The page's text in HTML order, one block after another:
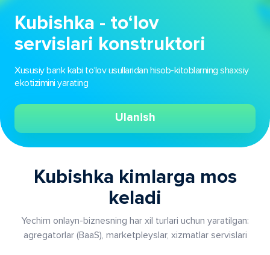
Kubishka - to‘lov
servislari konstruktori
Xususiy bank kabi to‘lov usullaridan hisob-kitoblarning shaxsiy
ekotizimini yarating
Ulanish
Kubishka kimlarga mos
keladi
Yechim onlayn-biznesning har xil turlari uchun yaratilgan:
agregatorlar (BaaS), marketpleyslar, xizmatlar servislari